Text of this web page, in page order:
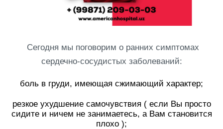
Сегодня мы поговорим о ранних симптомах
сердечно-сосудистых заболеваний:
боль в груди, имеющая сжимающий характер;
резкое ухудшение самочувствия ( если Вы просто
сидите и ничем не занимаетесь, а Вам становится
плохо );